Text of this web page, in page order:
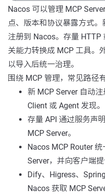
Nacos 可以管理 MCP
点、版本和协议暴露方式。
注册到 Nacos。存量 HTTP
关能力转换成 MCP 工具。
以导入后统一治理。
围绕 MCP 管理，常见路径有
新 MCP Server 自动
Client 或 Agent 发现。
存量 API 通过服务声
MCP Server。
Nacos MCP Router
Server，并向客户端
Dify、Higress、
Nacos 获取 MCP